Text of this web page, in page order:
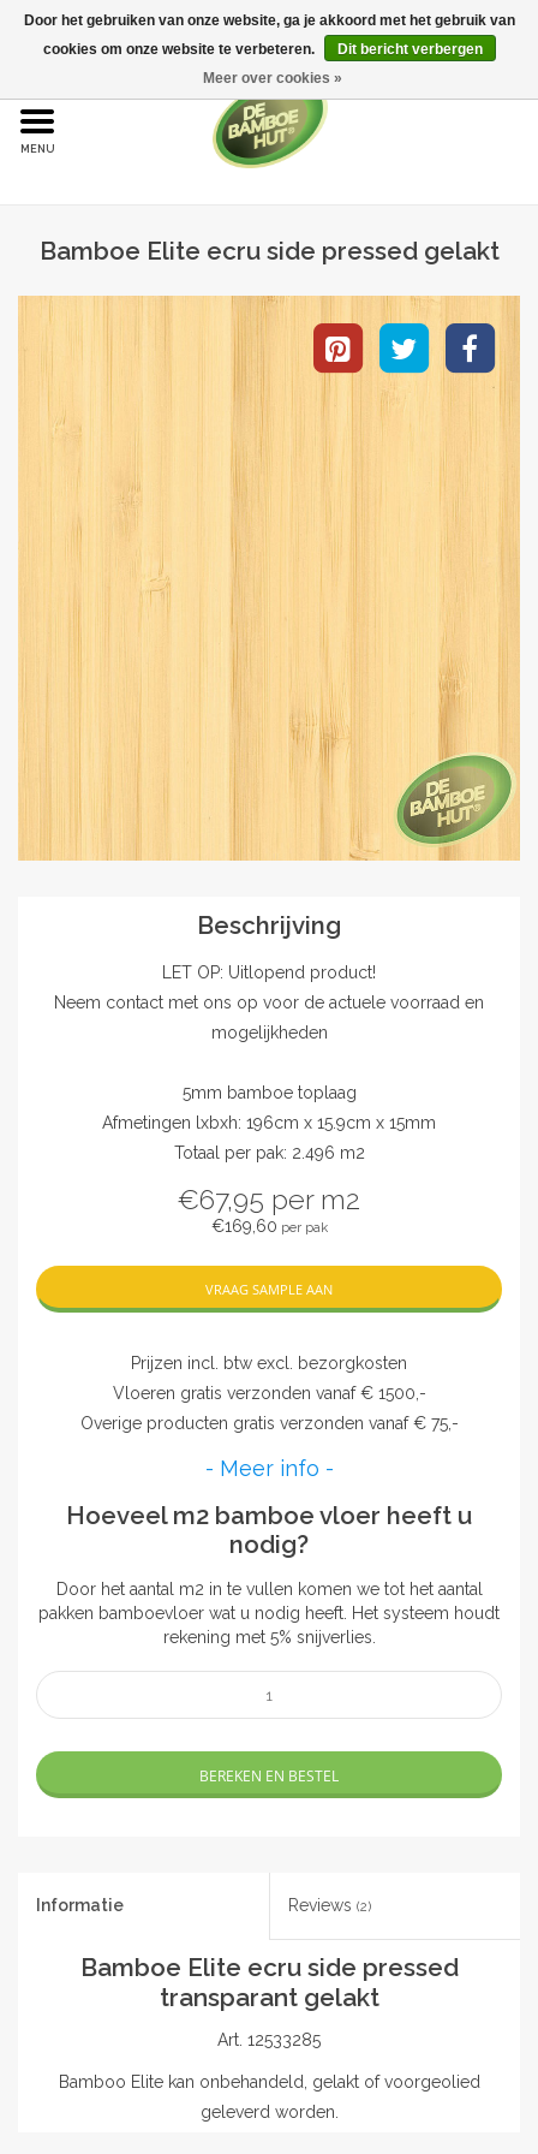
Home
Bamboe vloeren
Sample aanvraag
Bamboe Elite ecru side pressed gelakt
Beschrijving
LET OP: Uitlopend product!
Neem contact met ons op voor de actuele voorraad en
mogelijkheden
5mm bamboe toplaag
Afmetingen lxbxh: 196cm x 15.9cm x 15mm
Totaal per pak: 2.496 m2
€67,95 per m2
€169,60 per pak
VRAAG SAMPLE AAN
Prijzen incl. btw excl. bezorgkosten
Vloeren gratis verzonden vanaf € 1500,-
Overige producten gratis verzonden vanaf € 75,-
- Meer info -
Hoeveel m2 bamboe vloer heeft u
nodig?
Door het aantal m2 in te vullen komen we tot het aantal
pakken bamboevloer wat u nodig heeft. Het systeem houdt
rekening met 5% snijverlies.
BEREKEN EN BESTEL
Informatie Reviews (2)
Bamboe Elite ecru side pressed
transparant gelakt
Art. 12533285
Bamboo Elite kan onbehandeld, gelakt of voorgeolied
geleverd worden.
Door het gebruiken van onze website, ga je akkoord met het gebruik van
cookies om onze website te verbeteren.
Dit bericht verbergen
Meer over cookies »